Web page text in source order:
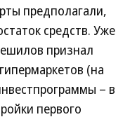
предполагали,
средств. Уже
признал
(на
– в
первого